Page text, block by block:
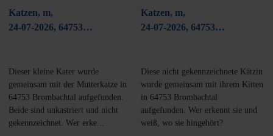
Katzen, m,
24-07-2026, 64753
Dieser kleine Kater wurde
gemeinsam mit der Mutterkatze in
64753 Brombachtal aufgefunden.
Beide sind unkastriert und nicht
gekennzeichnet. Wer erke...
Katzen, m,
24-07-2026, 64753
Diese nicht gekennzeichnete Kätzin
wurde gemeinsam mit ihrem Kitten
in 64753 Brombachtal
aufgefunden. Wer erkennt sie und
weiß, wo sie hingehört?